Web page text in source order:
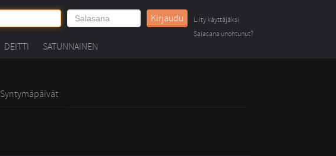
Kirjaudu
Liity käyttäjäksi
Salasana unohtunut?
DEITTI SATUNNAINEN
Syntymäpäivät